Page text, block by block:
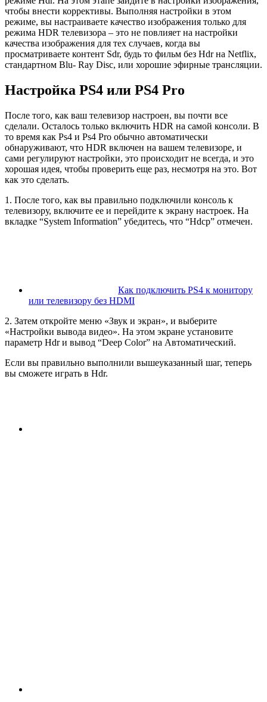
чтобы внести коррективы. Выполняя настройки в этом
режиме, вы настраиваете качество изображения только для
режима HDR телевизора – это не повлияет на настройки
качества изображения для тех случаев, когда вы
просматриваете контент Sdr, будь то фильм без Hdr на Netflix,
стандартном Blu- Ray Disc, или хорошие эфирные трансляции.
Настройка PS4 или PS4 Pro
После того, как ваш телевизор настроен, вы почти все
сделали. Осталось только включить HDR на самой консоли. В
то время как Ps4 и Ps4 Pro обычно автоматически
обнаруживают, что HDR включен на вашем телевизоре, и
сами регулируют настройки, это происходит не всегда, и это
хорошая идея, чтобы проверить еще раз, несмотря на это. Вот
как это сделать.
1. После того, как вы правильно подключили консоль к
телевизору, включите ее и перейдите к экрану настроек. На
вкладке “System Information” убедитесь, что “Hdcp” отмечен.
Как подключить PS4 к монитору
или телевизору без HDMI
2. Затем откройте меню «Звук и экран», и выберите
«Настройки вывода видео». На этом экране установите
параметр Hdr и вывод “Deep Color” на Автоматический.
Если вы правильно выполнили вышеуказанный шаг, теперь
вы сможете играть в Hdr.